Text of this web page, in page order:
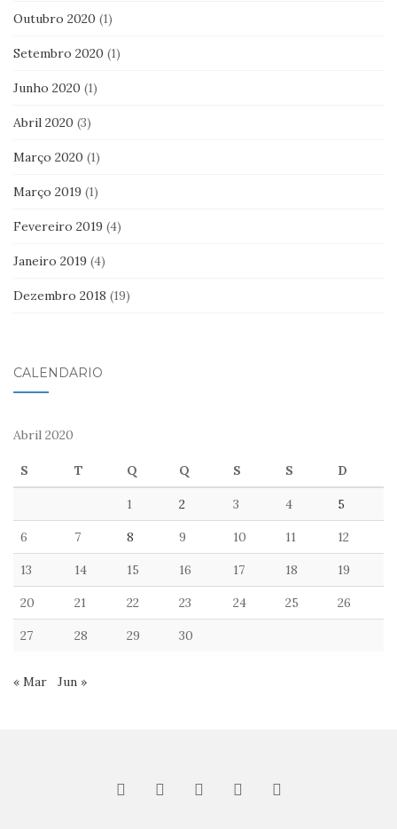
Outubro 2020 (1)
Setembro 2020 (1)
Junho 2020 (1)
Abril 2020 (3)
Março 2020 (1)
Março 2019 (1)
Fevereiro 2019 (4)
Janeiro 2019 (4)
Dezembro 2018 (19)
CALENDÁRIO
Abril 2020
S T Q Q S S D
1 2 3 4 5
6 7 8 9 10 11 12
13 14 15 16 17 18 19
20 21 22 23 24 25 26
27 28 29 30
« Mar Jun »